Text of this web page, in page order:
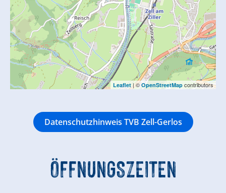
Leaflet| © OpenStreetMap contributors
Datenschutzhinweis TVB Zell-Gerlos
ÖFFNUNGSZEITEN